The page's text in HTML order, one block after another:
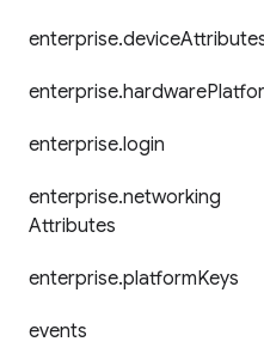
enterprise.device
enterprise.hardware
enterprise.login
enterprise.networking
Attributes
enterprise.platformKeys
events